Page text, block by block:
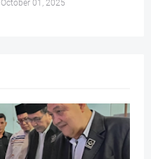
October 01, 2025